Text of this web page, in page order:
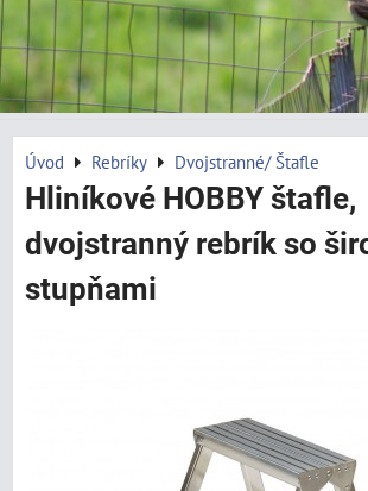
Úvod Rebríky Dvojstranné/ Štafle
Hliníkové HOBBY štafle,
dvojstranný rebrík so
stupňami